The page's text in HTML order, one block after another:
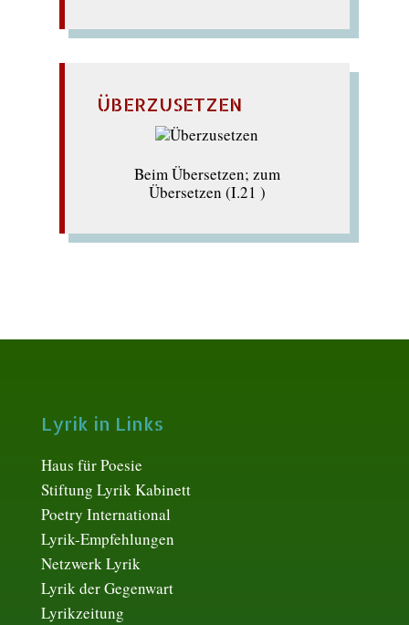
ÜBERZUSETZEN
Beim Übersetzen; zum
Übersetzen (I.21 )
Lyrik in Links
Haus für Poesie
Stiftung Lyrik Kabinett
Poetry International
Lyrik-Empfehlungen
Netzwerk Lyrik
Lyrik der Gegenwart
Lyrikzeitung